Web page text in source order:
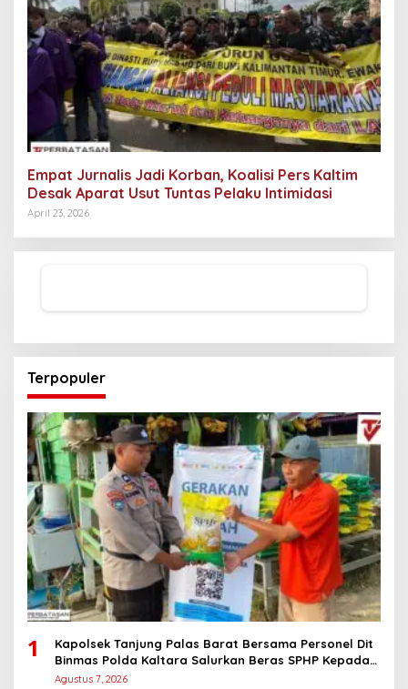
Empat Jurnalis Jadi Korban, Koalisi Pers Kaltim
Desak Aparat Usut Tuntas Pelaku Intimidasi
April 23, 2026
Terpopuler
1
Kapolsek Tanjung Palas Barat Bersama Personel Dit
Binmas Polda Kaltara Salurkan Beras SPHP Kepada
Masyarakat
Agustus 7, 2026